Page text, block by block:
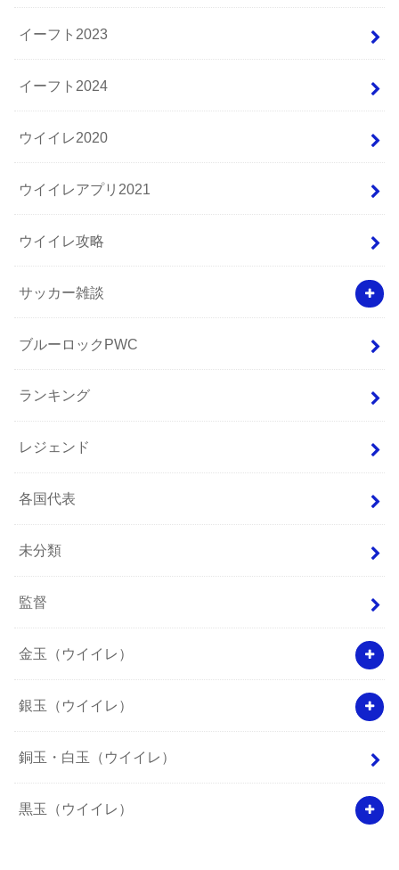
イーフト2023
イーフト2024
ウイイレ2020
ウイイレアプリ2021
ウイイレ攻略
サッカー雑談
ブルーロックPWC
ランキング
レジェンド
各国代表
未分類
監督
金玉（ウイイレ）
銀玉（ウイイレ）
銅玉・白玉（ウイイレ）
黒玉（ウイイレ）